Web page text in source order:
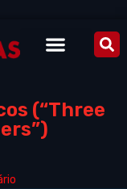
(“Three